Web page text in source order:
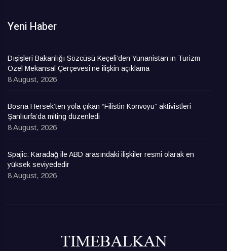
Yeni Haber
Dışişleri Bakanlığı Sözcüsü Keçeli’den Yunanistan’ın Turizm
Özel Mekansal Çerçevesi’ne ilişkin açıklama
8 August, 2026
Bosna Hersek’ten yola çıkan “Filistin Konvoyu” aktivistleri
Şanlıurfa’da miting düzenledi
8 August, 2026
Spajic: Karadağ ile ABD arasındaki ilişkiler resmi olarak en
yüksek seviyededir
8 August, 2026